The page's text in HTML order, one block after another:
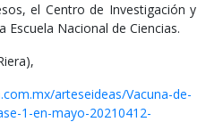
el Centro de Investigación y
Escuela Nacional de Ciencias.
arteseideas/Vacuna-de-
1-en-mayo-20210412-